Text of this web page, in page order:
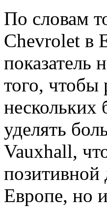
По словам
Chevrolet в
показатель
того, чтобы
нескольких
уделять
Vauxhall,
позитивной
Европе, но